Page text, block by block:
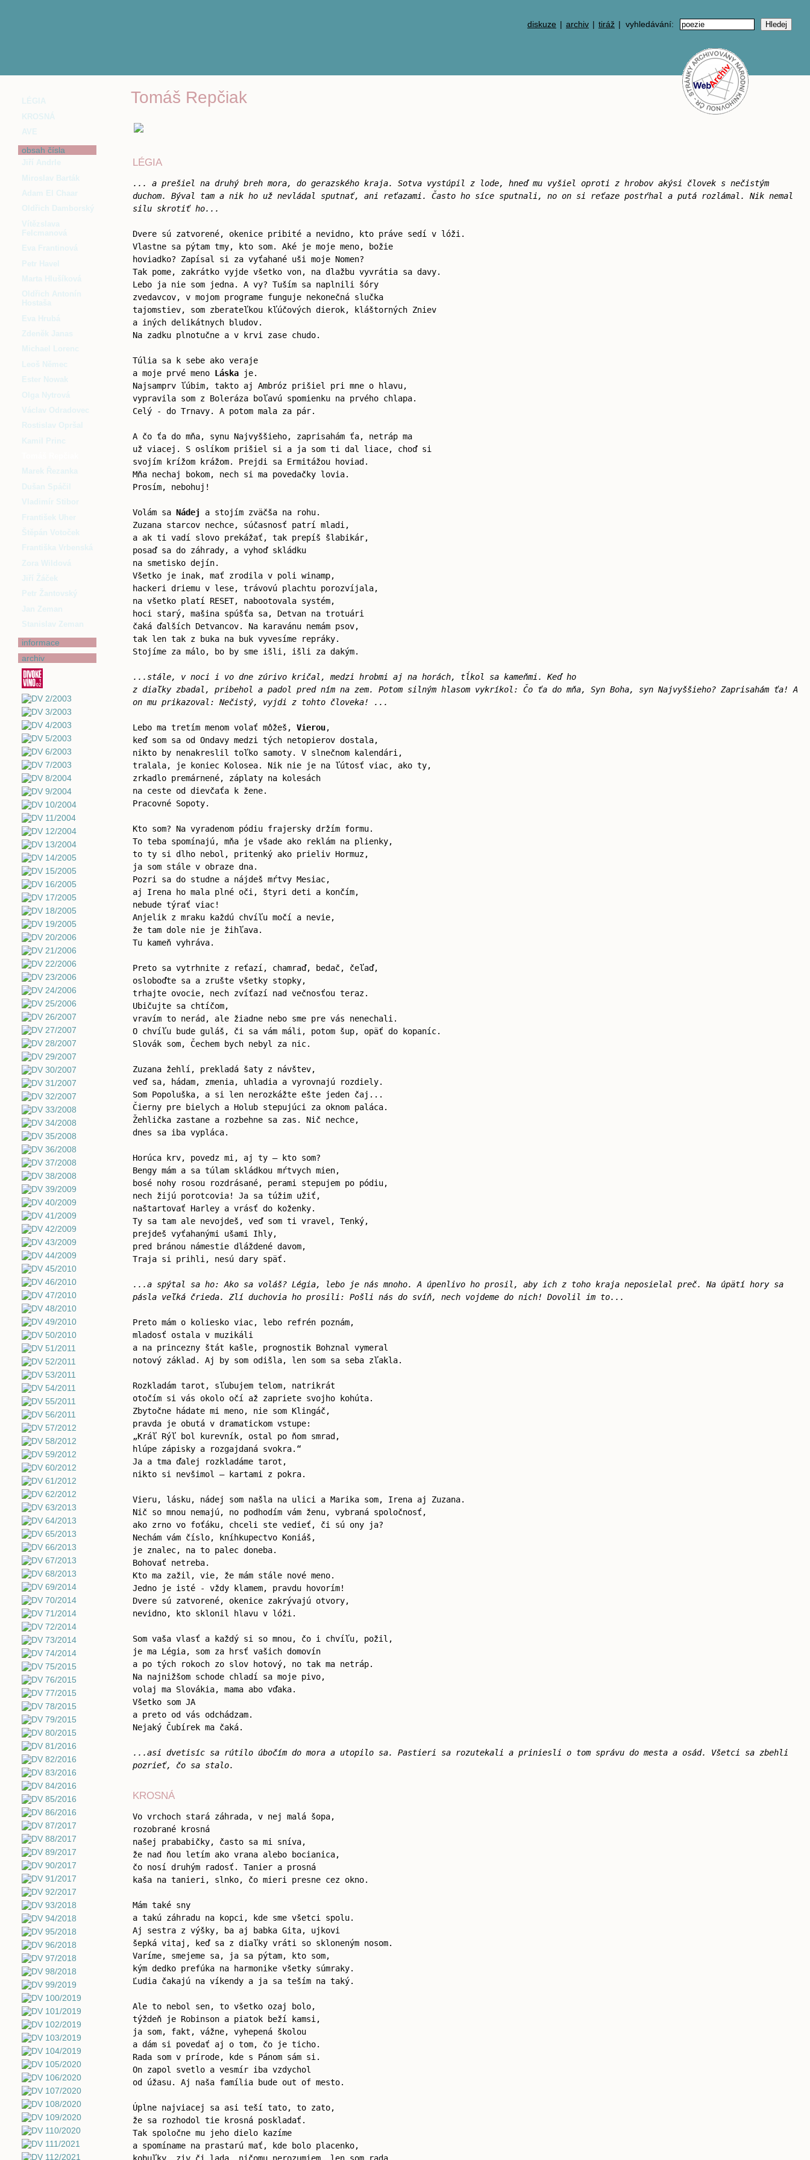
diskuze | archiv | tiráž | vyhledávání:
LÉGIA
KROSNÁ
AVE
obsah čísla
Jiří Andrle
Miroslav Barták
Adam El Chaar
Oldřich Damborský
Vítězslava
Felcmanová
Eva Frantinová
Petr Havel
Marta Hlušíková
Oldřich Antonín
Hostaša
Eva Hrubá
Zdeněk Janas
Michael Lorenc
Leoš Němec
Ester Nowak
Olga Nytrová
Václav Odradovec
Rostislav Opršal
Kamil Princ
Marek Řezanka
Dušan Spáčil
Vladimír Stibor
František Uher
Štěpán Votoček
Františka Vrbenská
Zora Wildová
Jiří Žáček
Petr Žantovský
Jan Zeman
Stanislav Zeman
informace
archiv
Tomáš Repčiak
LÉGIA
... a prešiel na druhý breh mora, do gerazského kraja. Sotva vystúpil z lode, hneď mu vyšiel oproti z hrobov akýsi človek s nečistým
duchom. Býval tam a nik ho už nevládal sputnať, ani reťazami. Často ho síce sputnali, no on si reťaze postŕhal a putá rozlámal. Nik nemal
silu skrotiť ho...
Dvere sú zatvorené, okenice pribité a nevidno, kto práve sedí v lóži.
Vlastne sa pýtam tmy, kto som. Aké je moje meno, božie
hoviadko? Zapísal si za vyťahané uši moje Nomen?
Tak pome, zakrátko vyjde všetko von, na dlažbu vyvrátia sa davy.
Lebo ja nie som jedna. A vy? Tuším sa naplnili šóry
zvedavcov, v mojom programe funguje nekonečná slučka
tajomstiev, som zberateľkou kľúčových dierok, kláštorných Zniev
a iných delikátnych bludov.
Na zadku plnotučne a v krvi zase chudo.
Túlia sa k sebe ako veraje
a moje prvé meno Láska je.
Najsamprv ľúbim, takto aj Ambróz prišiel pri mne o hlavu,
vypravila som z Boleráza boľavú spomienku na prvého chlapa.
Celý - do Trnavy. A potom mala za pár.
A čo ťa do mňa, synu Najvyššieho, zaprisahám ťa, netráp ma
už viacej. S oslíkom prišiel si a ja som ti dal liace, choď si
svojím krížom krážom. Prejdi sa Ermitážou hoviad.
Mňa nechaj bokom, nech si ma povedačky lovia.
Prosím, nebohuj!
Volám sa Nádej
a stojím zväčša na rohu.
Zuzana starcov nechce, súčasnosť patrí mladi,
a ak ti vadí slovo prekážať, tak prepíš šlabikár,
posaď sa do záhrady, a vyhoď skládku
na smetisko dejín.
Všetko je inak, mať zrodila v poli winamp,
hackeri driemu v lese, trávovú plachtu porozvíjala,
na všetko platí RESET, nabootovala systém,
hoci starý, mašina spúšťa sa, Detvan na trotuári
čaká ďalších Detvancov. Na karavánu nemám psov,
tak len tak z buka na buk vyvesíme repráky.
Stojíme za málo, bo by sme išli, išli za dakým.
...stále, v noci i vo dne zúrivo kričal, medzi hrobmi aj na horách, tĺkol sa kameňmi. Keď ho
z diaľky zbadal, pribehol a padol pred ním na zem. Potom silným hlasom vykríkol: Čo ťa do mňa, Syn Boha, syn Najvyššieho? Zaprisahám ťa! A
on mu prikazoval: Nečistý, vyjdi z tohto človeka! ...
Lebo ma tretím menom volať môžeš, Vierou,
keď som sa od Ondavy medzi tých netopierov dostala,
nikto by nenakreslil toľko samoty. V slnečnom kalendári,
tralala, je koniec Kolosea. Nik nie je na ľútosť viac, ako ty,
zrkadlo premárnené, záplaty na kolesách
na ceste od dievčaťa k žene.
Pracovné Sopoty.
Kto som? Na vyradenom pódiu frajersky držím formu.
To teba spomínajú, mňa je všade ako reklám na plienky,
to ty si dlho nebol, pritenký ako prieliv Hormuz,
ja som stále v obraze dna.
Pozri sa do studne a nájdeš mŕtvy Mesiac,
aj Irena ho mala plné oči, štyri deti a končím,
nebude týrať viac!
Anjelik z mraku každú chvíľu močí a nevie,
že tam dole nie je žihľava.
Tu kameň vyhráva.
Preto sa vytrhnite z reťazí, chamraď, bedač, čeľaď,
osloboďte sa a zrušte všetky stopky,
trhajte ovocie, nech zvíťazí nad večnosťou teraz.
Ubičujte sa chtíčom,
vravím to nerád, ale žiadne nebo sme pre vás nenechali.
O chvíľu bude guláš, či sa vám máli, potom šup, opäť do kopaníc.
Slovák som, Čechem bych nebyl za nic.
Zuzana žehlí, prekladá šaty z návštev,
veď sa, hádam, zmenia, uhladia a vyrovnajú rozdiely.
Som Popoluška, a si len nerozkážte ešte jeden čaj...
Čierny pre bielych a Holub stepujúci za oknom paláca.
Žehlička zastane a rozbehne sa zas. Nič nechce,
dnes sa iba vypláca.
Horúca krv, povedz mi, aj ty – kto som?
Bengy mám a sa túlam skládkou mŕtvych mien,
bosé nohy rosou rozdrásané, perami stepujem po pódiu,
nech žijú porotcovia! Ja sa túžim užiť,
naštartovať Harley a vrásť do koženky.
Ty sa tam ale nevojdeš, veď som ti vravel, Tenký,
prejdeš vyťahanými ušami Ihly,
pred bránou námestie dláždené davom,
Traja si prihli, nesú dary späť.
...a spýtal sa ho: Ako sa voláš? Légia, lebo je nás mnoho. A úpenlivo ho prosil, aby ich z toho kraja neposielal preč. Na úpätí hory sa
pásla veľká črieda. Zlí duchovia ho prosili: Pošli nás do svíň, nech vojdeme do nich! Dovolil im to...
Preto mám o koliesko viac, lebo refrén poznám,
mladosť ostala v muzikáli
a na princezny štát kašle, prognostik Bohznal vymeral
notový základ. Aj by som odišla, len som sa seba zľakla.
Rozkladám tarot, sľubujem telom, natrikrát
otočím si vás okolo očí až zapriete svojho kohúta.
Zbytočne hádate mi meno, nie som Klingáč,
pravda je obutá v dramatickom vstupe:
„Kráľ Rýľ bol kurevník, ostal po ňom smrad,
hlúpe zápisky a rozgajdaná svokra.“
Ja a tma ďalej rozkladáme tarot,
nikto si nevšimol – kartami z pokra.
Vieru, lásku, nádej som našla na ulici a Marika som, Irena aj Zuzana.
Nič so mnou nemajú, no podhodím vám ženu, vybraná spoločnosť,
ako zrno vo foťáku, chceli ste vedieť, či sú ony ja?
Nechám vám číslo, kníhkupectvo Koniáš,
je znalec, na to palec doneba.
Bohovať netreba.
Kto ma zažil, vie, že mám stále nové meno.
Jedno je isté - vždy klamem, pravdu hovorím!
Dvere sú zatvorené, okenice zakrývajú otvory,
nevidno, kto sklonil hlavu v lóži.
Som vaša vlasť a každý si so mnou, čo i chvíľu, požil,
je ma Légia, som za hrsť vašich domovín
a po tých rokoch zo slov hotový, no tak ma netráp.
Na najnižšom schode chladí sa moje pivo,
volaj ma Slovákia, mama abo vďaka.
Všetko som JA
a preto od vás odchádzam.
Nejaký Čubírek ma čaká.
...asi dvetisíc sa rútilo úbočím do mora a utopilo sa. Pastieri sa rozutekali a priniesli o tom správu do mesta a osád. Všetci sa zbehli
pozrieť, čo sa stalo.
KROSNÁ
Vo vrchoch stará záhrada, v nej malá šopa,
rozobrané krosná
našej prababičky, často sa mi sníva,
že nad ňou letím ako vrana alebo bocianica,
čo nosí druhým radosť. Tanier a prosná
kaša na tanieri, slnko, čo mieri presne cez okno.
Mám také sny
a takú záhradu na kopci, kde sme všetci spolu.
Aj sestra z výšky, ba aj babka Gita, ujkovi
šepká vitaj, keď sa z diaľky vráti so skloneným nosom.
Varíme, smejeme sa, ja sa pýtam, kto som,
kým dedko prefúka na harmonike všetky súmraky.
Ľudia čakajú na víkendy a ja sa teším na taký.
Ale to nebol sen, to všetko ozaj bolo,
týždeň je Robinson a piatok beží kamsi,
ja som, fakt, vážne, vyhepená školou
a dám si povedať aj o tom, čo je ticho.
Rada som v prírode, kde s Pánom sám si.
On zapol svetlo a vesmír iba vzdychol
od úžasu. Aj naša família bude out of mesto.
Úplne najviacej sa asi teší tato, to zato,
že sa rozhodol tie krosná poskladať.
Tak spoločne mu jeho dielo kazíme
a spomíname na prastarú mať, kde bolo placenko,